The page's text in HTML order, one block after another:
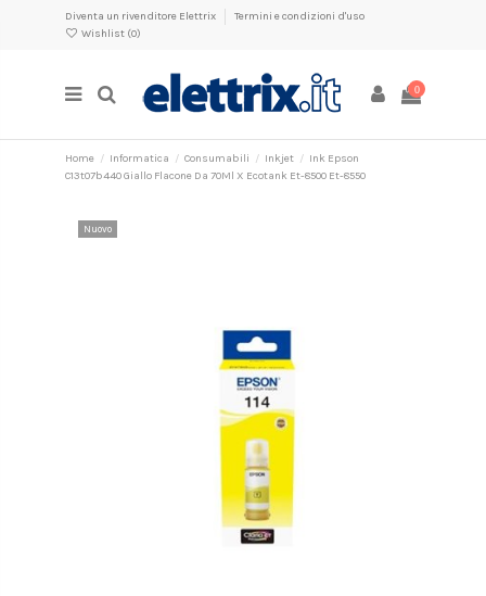
Diventa un rivenditore Elettrix
Termini e condizioni d'uso
Wishlist (0)
0
Home Informatica Consumabili Inkjet
Ink Epson
C13t07b440 Giallo Flacone Da 70Ml X Ecotank Et-8500 Et-8550
Nuovo